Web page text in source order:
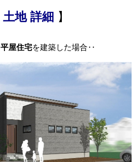
土地 詳細 】
平屋住宅を建築した場合‥